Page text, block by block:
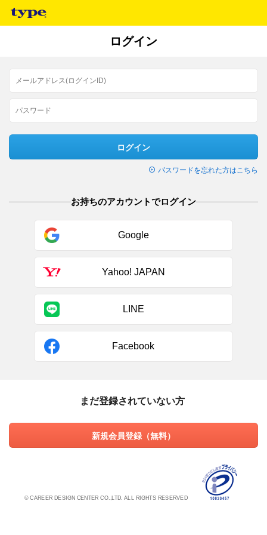
ログイン
ログイン
パスワードを忘れた方はこちら
お持ちのアカウントでログイン
Google
Yahoo! JAPAN
LINE
Facebook
まだ登録されていない方
新規会員登録（無料）
© CAREER DESIGN CENTER CO.,LTD. ALL RIGHTS RESERVED